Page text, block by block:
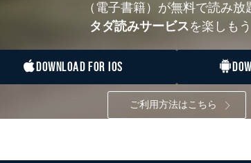
ス等をご利用の方の個
商品代金回収のため
ｅメール等による商品、サービ
個人が特定できない形で取得し
味・嗜好に
応じた新商品・サービスに関す
カスタマーQ＆Aサイトの投稿内
ｅメール等によるカスタマーQ
（電子書籍）が無料で読み放
タダ読みサービスを楽しもう
DOWNLOAD FOR IOS
ご利用方法はこちら